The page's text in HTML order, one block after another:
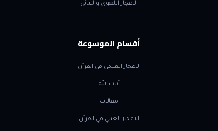
الاعجاز اللغوي والبياني
أقسام الموسوعة
الاعجاز العلمي في القرآن
آيات الله
مقالات
الاعجاز الغيبي في القرآن